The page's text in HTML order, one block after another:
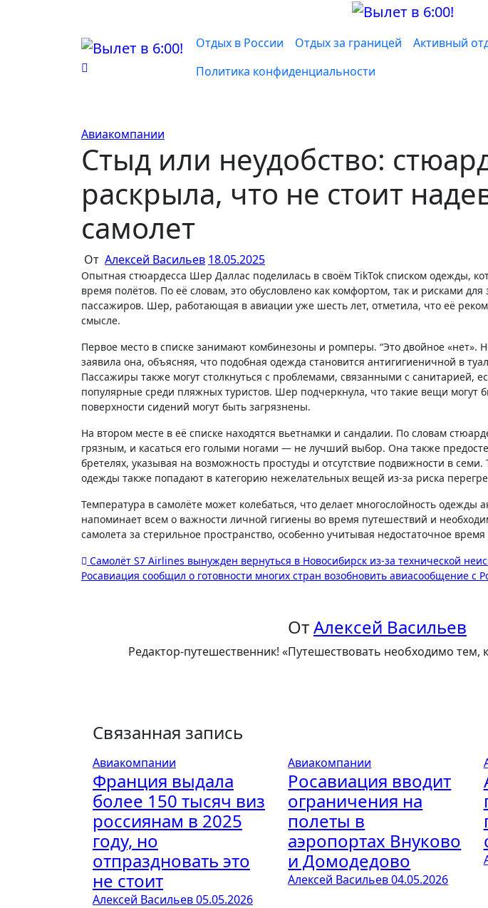
Отдых в России Отдых за границей Активный
Политика конфиденциальности
Авиакомпании
Стыд или неудобство:
раскрыла, что не стоит
самолет
От Алексей Васильев 18.05.2025
Опытная стюардесса Шер Даллас поделилась в своём TikTok списком одежды, которую она никогда не надевает во
время полётов. По её словам, это обусловлено как комфортом, так и рисками для
пассажиров. Шер, работающая в авиации уже шесть лет, отметила, что её
смысле.
Первое место в списке занимают комбинезоны и ромперы. “Это двойное «нет».
заявила она, объясняя, что подобная одежда становится антигигиеничной в
Пассажиры также могут столкнуться с проблемами, связанными с санитарией,
популярные среди пляжных туристов. Шер подчеркнула, что такие вещи могут
поверхности сидений могут быть загрязнены.
На втором месте в её списке находятся вьетнамки и сандалии. По словам
грязным, и касаться его голыми ногами — не лучший выбор. Она также
бретелях, указывая на возможность простуды и отсутствие подвижности в
одежды также попадают в категорию нежелательных вещей из-за риска
Температура в самолёте может колебаться, что делает многослойность одежды
напоминает всем о важности личной гигиены во время путешествий и
самолета за стерильное пространство, особенно учитывая недостаточное
Навигация
Самолёт S7 Airlines вынужден вернуться в Новосибирск из-за технической
Росавиация сообщил о готовности многих стран возобновить авиасообщение с
ОтАлексей Васильев
Редактор-путешественник! «Путешествовать необходимо тем,
Связанная запись
Авиакомпании
Франция выдала
более 150 тысяч виз
россиянам в 2025
году, но
отпраздновать это
не стоит
Алексей Васильев05.05.2026
Авиакомпании
Росавиация вводит
ограничения на
полеты в
аэропортах Внуково
и Домодедово
Алексей Васильев04.05.2026